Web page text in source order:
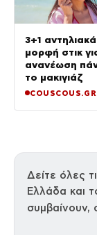
3+1
μορφή στικ
ανανέωση
το μακιγιάζ
COUSCOUS.GR
Δείτε όλες
Ελλάδα και
συμβαίνουν,